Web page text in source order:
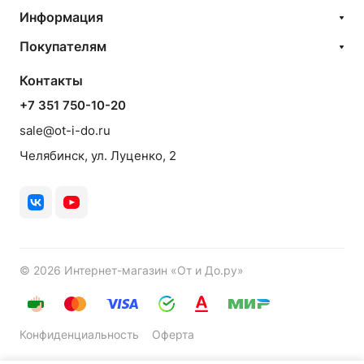
Информация
Покупателям
Контакты
+7 351 750-10-20
sale@ot-i-do.ru
Челябинск, ул. Луценко, 2
© 2026 Интернет-магазин «От и До.ру»
Конфиденциальность Оферта